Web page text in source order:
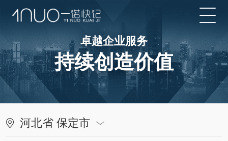
卓越企业服务
持续创造价值
河北省 保定市